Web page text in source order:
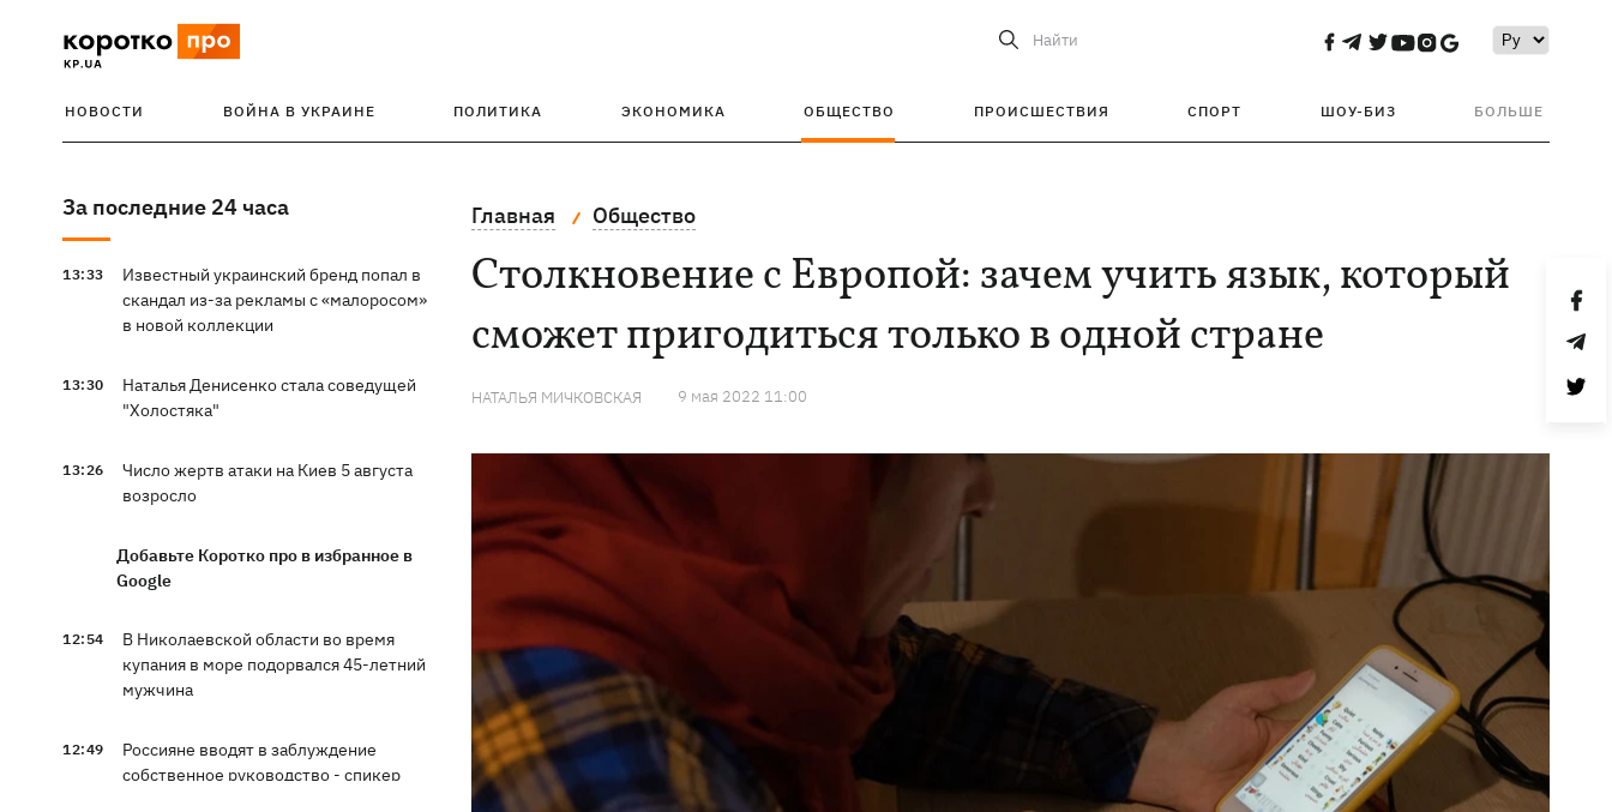
Найти
НОВОСТИ ВОЙНА В УКРАИНЕ ПОЛИТИКА ЭКОНОМИКА ОБЩЕСТВО ПРОИСШЕСТВИЯ СПОРТ ШОУ-БИЗ БОЛЬШЕ
За последние 24 часа
13:33
Известный украинский бренд попал в
скандал из-за рекламы с «малоросом»
в новой коллекции
13:30
Наталья Денисенко стала соведущей
"Холостяка"
13:26
Число жертв атаки на Киев 5 августа
возросло
Добавьте Коротко про в избранное в
Google
12:54
В Николаевской области во время
купания в море подорвался 45-летний
мужчина
12:49
Россияне вводят в заблуждение
собственное руководство - спикер
Главная Общество
Столкновение с Европой: зачем учить язык, который
сможет пригодиться только в одной стране
НАТАЛЬЯ МИЧКОВСКАЯ 9 мая 2022 11:00